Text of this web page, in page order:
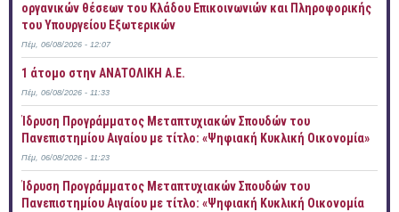
οργανικών θέσεων του Κλάδου Επικοινωνιών και Πληροφορικής
του Υπουργείου Εξωτερικών
Πέμ, 06/08/2026 - 12:07
1 άτομο στην ΑΝΑΤΟΛΙΚΗ Α.Ε.
Πέμ, 06/08/2026 - 11:33
Ίδρυση Προγράμματος Μεταπτυχιακών Σπουδών του
Πανεπιστημίου Αιγαίου με τίτλο: «Ψηφιακή Κυκλική Οικονομία»
Πέμ, 06/08/2026 - 11:23
Ίδρυση Προγράμματος Μεταπτυχιακών Σπουδών του
Πανεπιστημίου Αιγαίου με τίτλο: «Ψηφιακή Κυκλική Οικονομία